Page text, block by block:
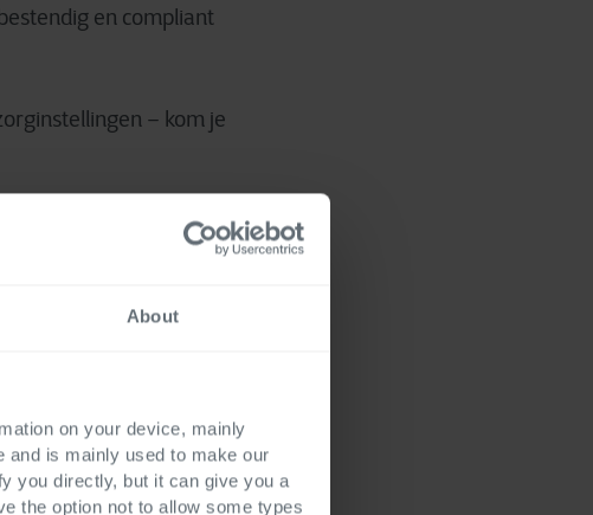
About
on your device, mainly
and is mainly used to make our
you directly, but it can give you a
the option not to allow some types
en compliant
– kom je
voor een data platform